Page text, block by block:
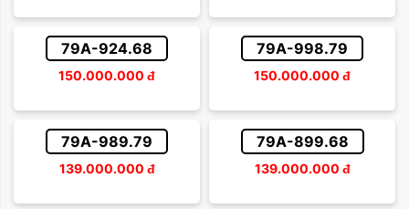
79A-924.68
150.000.000 đ
79A-998.79
150.000.000 đ
79A-989.79
139.000.000 đ
79A-899.68
139.000.000 đ